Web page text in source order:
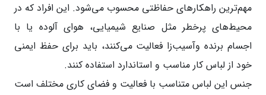
مهم‌ترین راهکارهای حفاظتی محسوب می‌شود. این افراد که در
محیط‌های پرخطر مثل صنایع شیمیایی، هوای آلوده یا با
اجسام برنده وآسیب‌زا فعالیت می‌کنند، باید برای حفظ ایمنی
خود از لباس کار مناسب و استاندارد استفاده کنند.
جنس این لباس متناسب با فعالیت و فضای کاری مختلف است